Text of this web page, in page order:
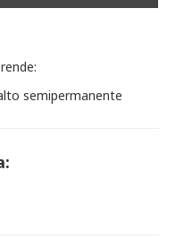
semipermanente